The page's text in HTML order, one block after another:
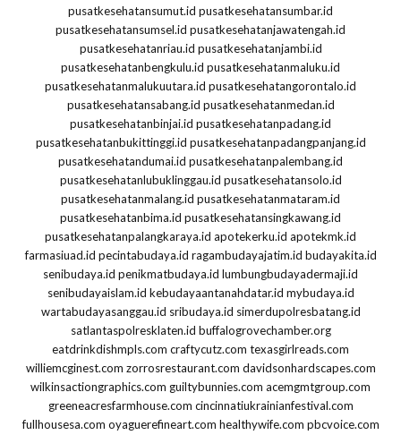
pusatkesehatansumut.id pusatkesehatansumbar.id
pusatkesehatansumsel.id pusatkesehatanjawatengah.id
pusatkesehatanriau.id pusatkesehatanjambi.id
pusatkesehatanbengkulu.id pusatkesehatanmaluku.id
pusatkesehatanmalukuutara.id pusatkesehatangorontalo.id
pusatkesehatansabang.id pusatkesehatanmedan.id
pusatkesehatanbinjai.id pusatkesehatanpadang.id
pusatkesehatanbukittinggi.id pusatkesehatanpadangpanjang.id
pusatkesehatandumai.id pusatkesehatanpalembang.id
pusatkesehatanlubuklinggau.id pusatkesehatansolo.id
pusatkesehatanmalang.id pusatkesehatanmataram.id
pusatkesehatanbima.id pusatkesehatansingkawang.id
pusatkesehatanpalangkaraya.id apotekerku.id apotekmk.id
farmasiuad.id pecintabudaya.id ragambudayajatim.id budayakita.id
senibudaya.id penikmatbudaya.id lumbungbudayadermaji.id
senibudayaislam.id kebudayaantanahdatar.id mybudaya.id
wartabudayasanggau.id sribudaya.id simerdupolresbatang.id
satlantaspolresklaten.id buffalogrovechamber.org
eatdrinkdishmpls.com craftycutz.com texasgirlreads.com
williemcginest.com zorrosrestaurant.com davidsonhardscapes.com
wilkinsactiongraphics.com guiltybunnies.com acemgmtgroup.com
greeneacresfarmhouse.com cincinnatiukrainianfestival.com
fullhousesa.com oyaguerefineart.com healthywife.com pbcvoice.com